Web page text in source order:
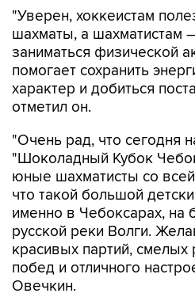
"Уверен, хоккеистам
шахматы, а шахматистам
заниматься физической
помогает сохранить
характер и добиться
отметил он.
"Очень рад, что сегодня
"Шоколадный Кубок
юные шахматисты со
что такой большой
именно в Чебоксарах, на
русской реки Волги.
красивых партий,
побед и отличного
Овечкин.